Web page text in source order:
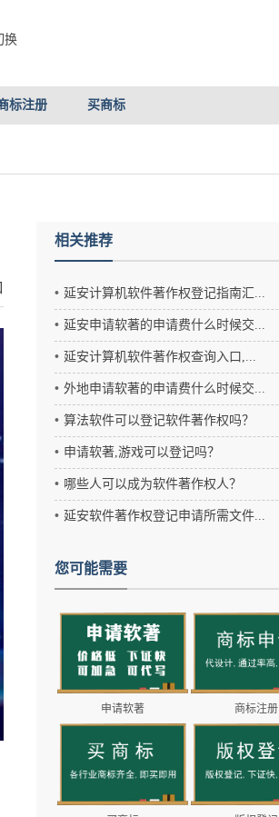
换
标注册 买商标
相关推荐
延安计算机软件著作权登记指南汇...
延安申请软著的申请费什么时候交...
延安计算机软件著作权查询入口,...
外地申请软著的申请费什么时候交...
算法软件可以登记软件著作权吗？
申请软著,游戏可以登记吗？
哪些人可以成为软件著作权人？
延安软件著作权登记申请所需文件...
您可能需要
申请软著 商标注册